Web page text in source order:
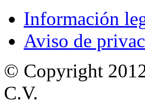
Información
Aviso de
© Copyright
C.V.